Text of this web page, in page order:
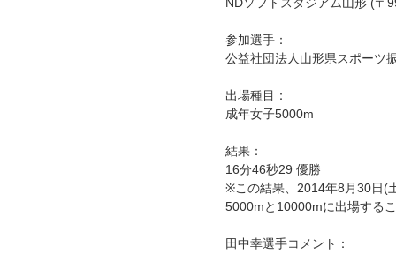
NDソフトスタジアム山形 (〒
参加選手：
公益社団法人山形県スポーツ
出場種目：
成年女子5000m
結果：
16分46秒29 優勝
※この結果、2014年8月30日(
5000mと10000mに出場する
田中幸選手コメント：